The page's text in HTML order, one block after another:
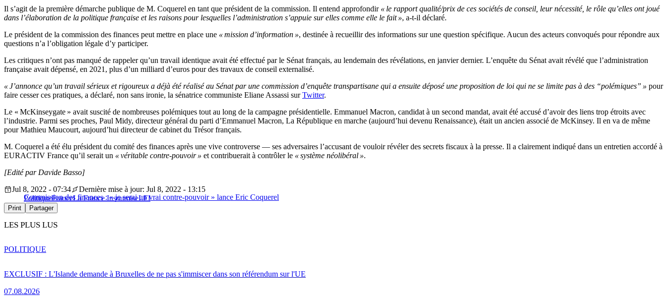
Il s’agit de la première démarche publique de M. Coquerel en tant que président de la commission. Il entend approfondir « le rapport qualité/prix de ces sociétés de conseil, leur nécessité, le rôle qu’elles ont joué
dans l’élaboration de la politique française et les raisons pour lesquelles l’administration s’appuie sur elles comme elle le fait », a-t-il déclaré.
Le président de la commission des finances peut mettre en place une « mission d’information », destinée à recueillir des informations sur une question spécifique. Aucun des acteurs convoqués pour répondre aux
questions n’a l’obligation légale d’y participer.
Les critiques n’ont pas manqué de rappeler qu’un travail identique avait été effectué par le Sénat français, au lendemain des révélations, en janvier dernier. L’enquête du Sénat avait révélé que l’administration
française avait dépensé, en 2021, plus d’un milliard d’euros pour des travaux de conseil externalisé.
« J’annonce qu’un travail sérieux et rigoureux a déjà été réalisé au Sénat par une commission d’enquête transpartisane qui a ensuite déposé une proposition de loi qui ne se limite pas à des “polémiques” » pour
faire cesser ces pratiques, a déclaré, non sans ironie, la sénatrice communiste Eliane Assassi surTwitter.
Le « McKinseygate » avait suscité de nombreuses polémiques tout au long de la campagne présidentielle. Emmanuel Macron, candidat à un second mandat, avait été accusé d’avoir des liens trop étroits avec
l’industrie. Parmi ses proches, Paul Midy, directeur général du parti d’Emmanuel Macron, La République en marche (aujourd’hui devenu Renaissance), était un ancien associé de McKinsey. Il en va de même
pour Mathieu Maucourt, aujourd’hui directeur de cabinet du Trésor français.
M. Coquerel a été élu président du comité des finances après une vive controverse — ses adversaires l’accusant de vouloir révéler des secrets fiscaux à la presse. Il a clairement indiqué dans un entretien accordé à
EURACTIV France qu’il serait un « véritable contre-pouvoir » et contribuerait à contrôler le « système néolibéral ».
[Edité par Davide Basso]
Commission des finances : « je serai un vrai contre-pouvoir » lance Eric Coquerel
Jul 8, 2022 - 07:34
Dernière mise à jour: Jul 8, 2022 - 13:15
PolitiqueFranceLa France InsoumiseLFI
Print Partager
LES PLUS LUS
EXCLUSIF : L'Islande demande à Bruxelles de ne pas s'immiscer dans son référendum sur l'UE
07.08.2026
POLITIQUE